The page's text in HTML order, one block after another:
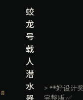
📄
蛟
龙
号
载
人
潜
水
> **好设计
完整版 ✅